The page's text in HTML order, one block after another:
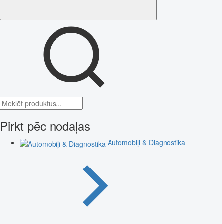
Pirkt pēc nodaļas
Automobiļi & Diagnostika